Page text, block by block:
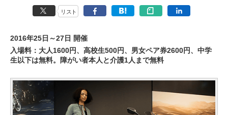
リスト
2016年25日～27日 開催
入場料：大人1600円、高校生500円、男女ペア券2600円、中学
生以下は無料。障がい者本人と介護1人まで無料